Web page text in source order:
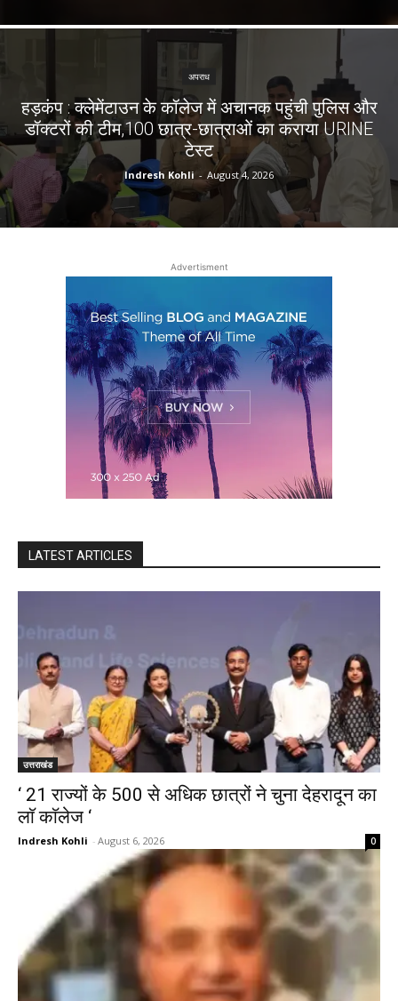
अपराध
हड़कंप : क्लेमेंटाउन के कॉलेज में अचानक पहुंची पुलिस और
डॉक्टरों की टीम,100 छात्र-छात्राओं का कराया URINE
टेस्ट
Indresh Kohli - August 4, 2026
Advertisment
LATEST ARTICLES
उत्तराखंड
‘ 21 राज्यों के 500 से अधिक छात्रों ने चुना देहरादून का
लाॅ काॅलेज ‘
Indresh Kohli - August 6, 2026 0